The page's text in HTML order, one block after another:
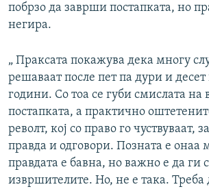
побрзо да заврши постапката, но
негира.
„ Праксата покажува дека многу
решаваат после пет па дури и десет
години. Со тоа се губи смислата на
постапката, а практично
револт, кој со право го чуствуваат,
правда и одговори. Позната е онаа
правдата е бавна, но важно е да ги
извршителите. Но, не е така. Треба